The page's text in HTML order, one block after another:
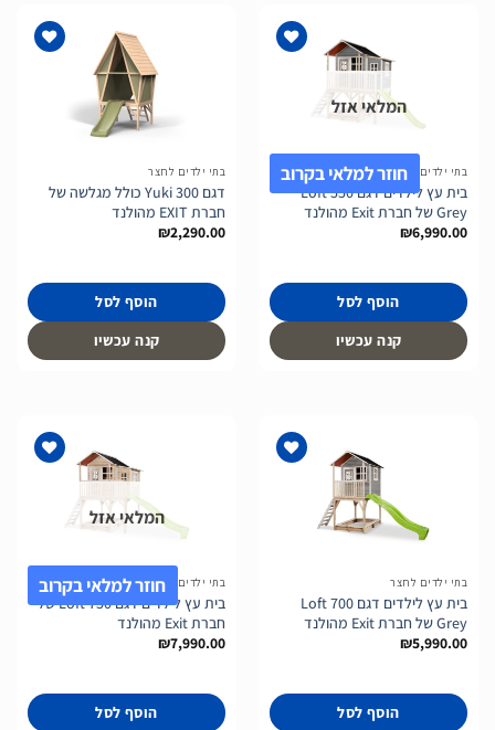
המלאי אזל
חוזר למלאי בקרובבתי ילדים לחצר
בית עץ לילדים דגם Loft 550
Grey של חברת Exit מהולנד
₪6,990.00
הוסף לסל
קנה עכשיו
בתי ילדים לחצר
דגם Yuki 300 כולל מגלשה של
חברת EXIT מהולנד
₪2,290.00
הוסף לסל
קנה עכשיו
בתי ילדים לחצר
בית עץ לילדים דגם Loft 700
Grey של חברת Exit מהולנד
₪5,990.00
הוסף לסל
המלאי אזל
חוזר למלאי בקרובבתי ילדים לחצר
בית עץ לילדים דגם Loft 750 של
חברת Exit מהולנד
₪7,990.00
הוסף לסל